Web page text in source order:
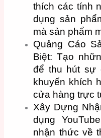
thích các tính
dụng sản
mà sản phẩm
Quảng Cáo
Biệt: Tạo
để thu hút sự
khuyến khích
cửa hàng trực
Xây Dựng
dụng
nhận thức về